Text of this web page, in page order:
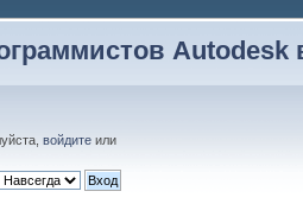
Autodesk
войдите или